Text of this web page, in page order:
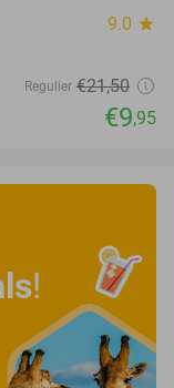
9.0 star
Regulier €21,50
€9,95
!